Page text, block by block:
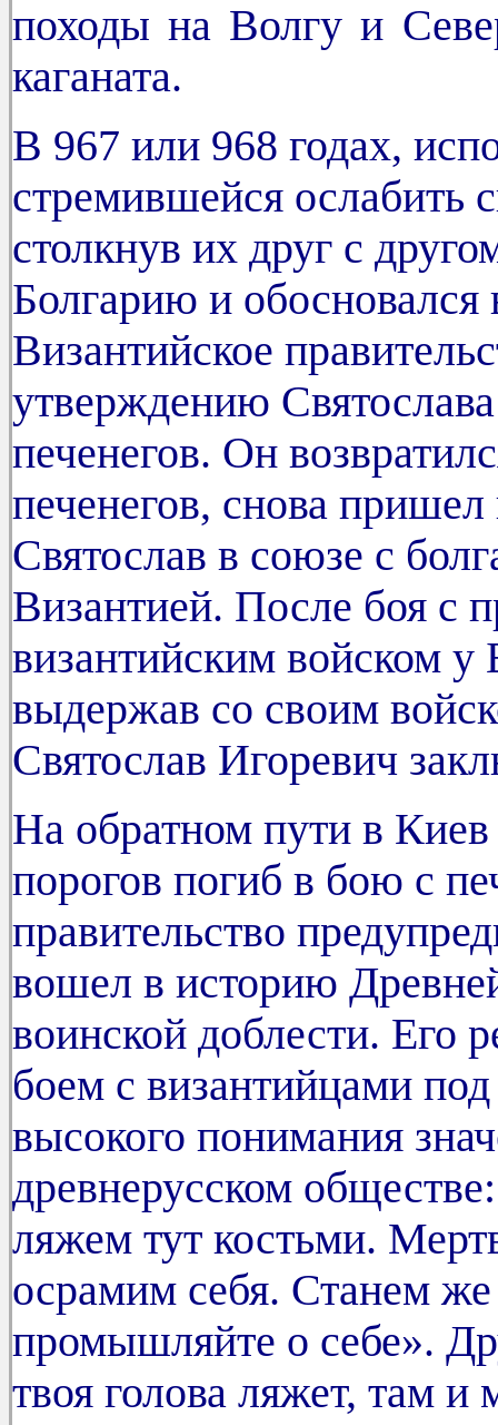
походы на Волгу и
каганата.
В 967 или 968 годах,
стремившейся ослабить
столкнув их друг с
Болгарию и обосновался
Византийское
утверждению
печенегов. Он
печенегов, снова
Святослав в союзе с
Византией. После боя с
византийским войском
выдержав со своим
Святослав Игоревич
На обратном пути в Киев
порогов погиб в бою с
правительство
вошел в историю
воинской доблести. Его
боем с византийцами
высокого понимания
древнерусском
ляжем тут костьми.
осрамим себя. Станем
промышляйте о себе».
твоя голова ляжет, там